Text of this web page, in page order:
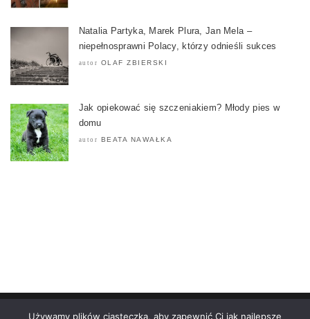
Natalia Partyka, Marek Plura, Jan Mela –
niepełnosprawni Polacy, którzy odnieśli sukces
autor OLAF ZBIERSKI
Jak opiekować się szczeniakiem? Młody pies w
domu
autor BEATA NAWAŁKA
Używamy plików ciasteczka, aby zapewnić Ci jak najlepsze